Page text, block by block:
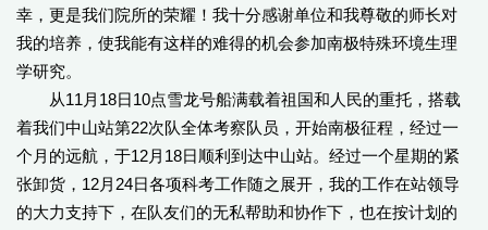
幸，更是我们院所的荣耀！我十分感谢单位和我尊敬的师长对
我的培养，使我能有这样的难得的机会参加南极特殊环境生理
学研究。
从11月18日10点雪龙号船满载着祖国和人民的重托，搭载
着我们中山站第22次队全体考察队员，开始南极征程，经过一
个月的远航，于12月18日顺利到达中山站。经过一个星期的紧
张卸货，12月24日各项科考工作随之展开，我的工作在站领导
的大力支持下，在队友们的无私帮助和协作下，也在按计划的